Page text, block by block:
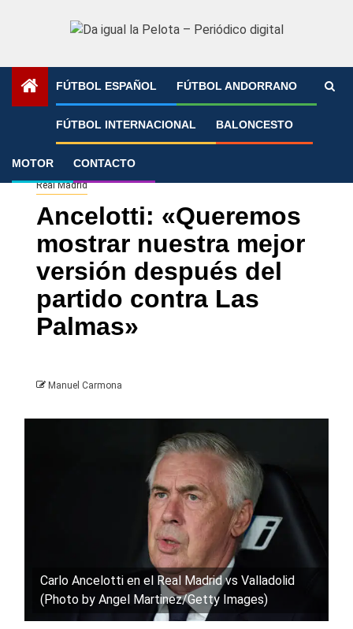
FÚTBOL ESPAÑOL FÚTBOL ANDORRANO
FÚTBOL INTERNACIONAL BALONCESTO
MOTOR CONTACTO
»
Real Madrid
Ancelotti: «Queremos
mostrar nuestra mejor
versión después del
partido contra Las
Palmas»
Manuel Carmona
Carlo Ancelotti en el Real Madrid vs Valladolid
(Photo by Angel Martinez/Getty Images)